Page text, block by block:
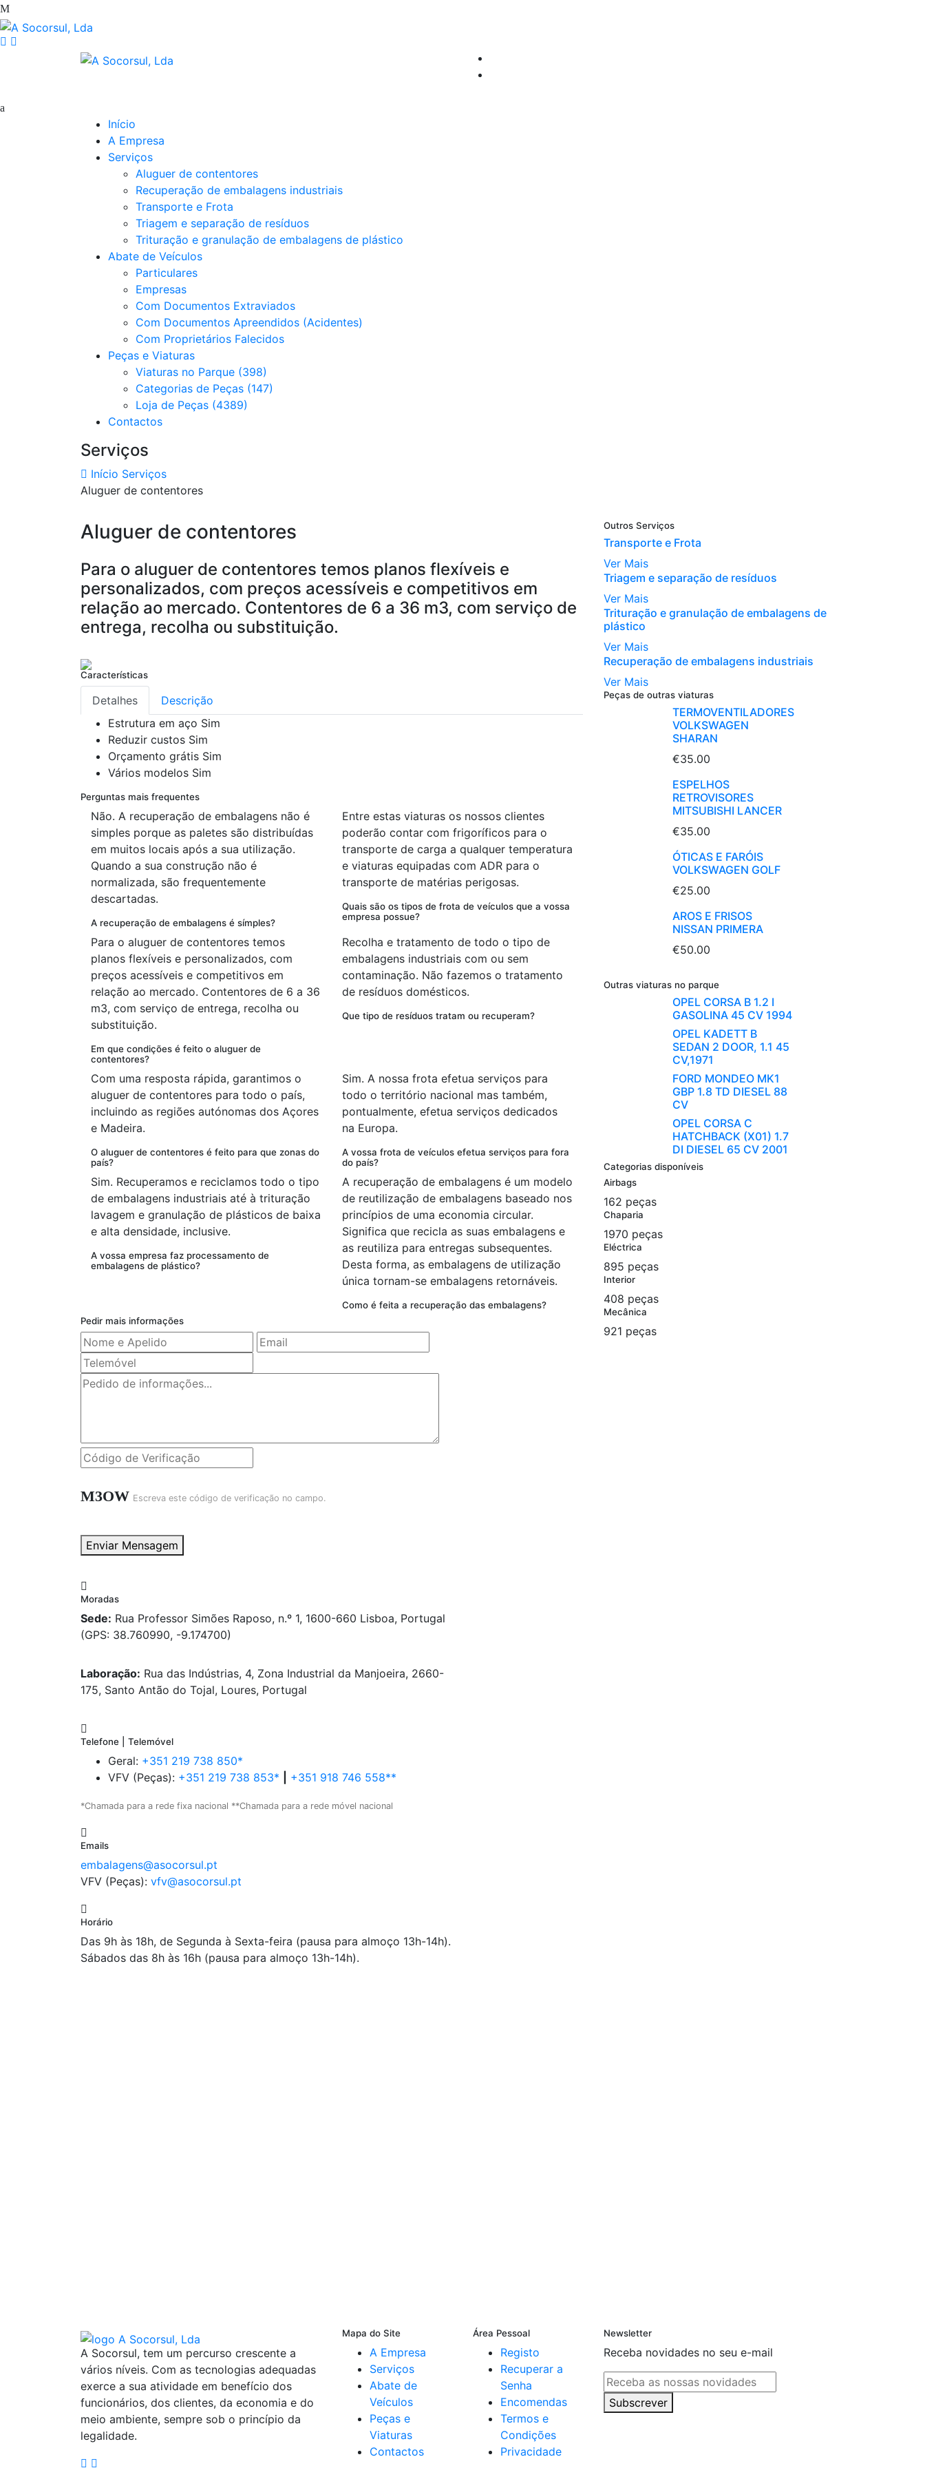
Início
A Empresa
Serviços
Aluguer de contentores
Recuperação de embalagens industriais
Transporte e Frota
Triagem e separação de resíduos
Trituração e granulação de embalagens de plástico
Abate de Veículos
Particulares
Empresas
Com Documentos Extraviados
Com Documentos Apreendidos (Acidentes)
Com Proprietários Falecidos
Peças e Viaturas
Viaturas no Parque (398)
Categorias de Peças (147)
Loja de Peças (4389)
Contactos
Serviços
Início Serviços
Aluguer de contentores
Aluguer de contentores
Para o aluguer de contentores temos planos flexíveis e
personalizados, com preços acessíveis e competitivos em
relação ao mercado. Contentores de 6 a 36 m3, com serviço de
entrega, recolha ou substituição.
Características
Detalhes
Descrição
Estrutura em aço Sim
Reduzir custos Sim
Orçamento grátis Sim
Vários modelos Sim
Perguntas mais frequentes
Não. A recuperação de embalagens não é
simples porque as paletes são distribuídas
em muitos locais após a sua utilização.
Quando a sua construção não é
normalizada, são frequentemente
descartadas.
A recuperação de embalagens é símples?
Entre estas viaturas os nossos clientes
poderão contar com frigoríficos para o
transporte de carga a qualquer temperatura
e viaturas equipadas com ADR para o
transporte de matérias perigosas.
Quais são os tipos de frota de veículos que a vossa
empresa possue?
Para o aluguer de contentores temos
planos flexíveis e personalizados, com
preços acessíveis e competitivos em
relação ao mercado. Contentores de 6 a 36
m3, com serviço de entrega, recolha ou
substituição.
Em que condições é feito o aluguer de
contentores?
Recolha e tratamento de todo o tipo de
embalagens industriais com ou sem
contaminação. Não fazemos o tratamento
de resíduos domésticos.
Que tipo de resíduos tratam ou recuperam?
Com uma resposta rápida, garantimos o
aluguer de contentores para todo o país,
incluindo as regiões autónomas dos Açores
e Madeira.
O aluguer de contentores é feito para que zonas do
país?
Sim. A nossa frota efetua serviços para
todo o território nacional mas também,
pontualmente, efetua serviços dedicados
na Europa.
A vossa frota de veículos efetua serviços para fora
do país?
Sim. Recuperamos e reciclamos todo o tipo
de embalagens industriais até à trituração
lavagem e granulação de plásticos de baixa
e alta densidade, inclusive.
A vossa empresa faz processamento de
embalagens de plástico?
A recuperação de embalagens é um modelo
de reutilização de embalagens baseado nos
princípios de uma economia circular.
Significa que recicla as suas embalagens e
as reutiliza para entregas subsequentes.
Desta forma, as embalagens de utilização
única tornam-se embalagens retornáveis.
Como é feita a recuperação das embalagens?
Pedir mais informações
M3OW Escreva este código de verificação no campo.
Enviar Mensagem
Outros Serviços
Transporte e Frota
Ver Mais
Triagem e separação de resíduos
Ver Mais
Trituração e granulação de embalagens de
plástico
Ver Mais
Recuperação de embalagens industriais
Ver Mais
Peças de outras viaturas
TERMOVENTILADORES
VOLKSWAGEN
SHARAN
€35.00
ESPELHOS
RETROVISORES
MITSUBISHI LANCER
€35.00
ÓTICAS E FARÓIS
VOLKSWAGEN GOLF
€25.00
AROS E FRISOS
NISSAN PRIMERA
€50.00
Outras viaturas no parque
OPEL CORSA B 1.2 I
GASOLINA 45 CV 1994
OPEL KADETT B
SEDAN 2 DOOR, 1.1 45
CV,1971
FORD MONDEO MK1
GBP 1.8 TD DIESEL 88
CV
OPEL CORSA C
HATCHBACK (X01) 1.7
DI DIESEL 65 CV 2001
Categorias disponíveis
Airbags
162 peças
Chaparia
1970 peças
Eléctrica
895 peças
Interior
408 peças
Mecânica
921 peças
Moradas
Sede: Rua Professor Simões Raposo, n.º 1, 1600-660 Lisboa, Portugal
(GPS: 38.760990, -9.174700)
Laboração: Rua das Indústrias, 4, Zona Industrial da Manjoeira, 2660-
175, Santo Antão do Tojal, Loures, Portugal
Telefone | Telemóvel
Geral: +351 219 738 850*
VFV (Peças): +351 219 738 853* +351 918 746 558**
*Chamada para a rede fixa nacional **Chamada para a rede móvel nacional
Emails
embalagens@asocorsul.pt
VFV (Peças): vfv@asocorsul.pt
Horário
Das 9h às 18h, de Segunda à Sexta-feira (pausa para almoço 13h-14h).
Sábados das 8h às 16h (pausa para almoço 13h-14h).
A Socorsul, tem um percurso crescente a
vários níveis. Com as tecnologias adequadas
exerce a sua atividade em benefício dos
funcionários, dos clientes, da economia e do
meio ambiente, sempre sob o princípio da
legalidade.
Mapa do Site
A Empresa
Serviços
Abate de
Veículos
Peças e
Viaturas
Contactos
Área Pessoal
Registo
Recuperar a
Senha
Encomendas
Termos e
Condições
Privacidade
Newsletter
Receba novidades no seu e-mail
Subscrever